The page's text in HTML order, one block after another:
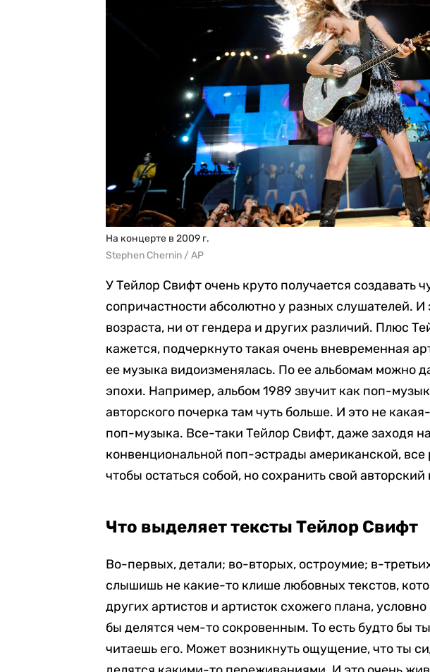
На концерте в 2009 г.
Stephen Chernin / AP
У Тейлор Свифт очень круто получается создавать
сопричастности абсолютно у разных слушателей. И
возраста, ни от гендера и других различий. Плюс
кажется, подчеркнуто такая очень вневременная
ее музыка видоизменялась. По ее альбомам можно
эпохи. Например, альбом 1989 звучит как поп-
авторского почерка там чуть больше. И это не
поп-музыка. Все-таки Тейлор Свифт, даже заходя
конвенциональной поп-эстрады американской, все
чтобы остаться собой, но сохранить свой авторский
Что выделяет тексты Тейлор Свифт
Во-первых, детали; во-вторых, остроумие; в-
слышишь не какие-то клише любовных текстов,
других артистов и артисток схожего плана, условно
бы делятся чем-то сокровенным. То есть будто бы
читаешь его. Может возникнуть ощущение, что ты